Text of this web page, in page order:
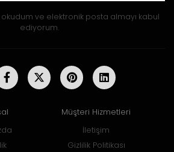
okudum ve elektronik posta almayı kabul
ediyorum.
Müşteri Hizmetleri
İletişim
Gizlilik Politikası